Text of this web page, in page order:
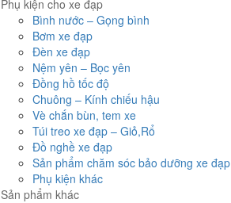
Phụ kiện cho xe đạp
Bình nước – Gọng bình
Bơm xe đạp
Đèn xe đạp
Nệm yên – Bọc yên
Đồng hồ tốc độ
Chuông – Kính chiếu hậu
Vè chắn bùn, tem xe
Túi treo xe đạp – Giỏ,Rổ
Đồ nghề xe đạp
Sản phẩm chăm sóc bảo dưỡng xe đạp
Phụ kiện khác
Sản phẩm khác